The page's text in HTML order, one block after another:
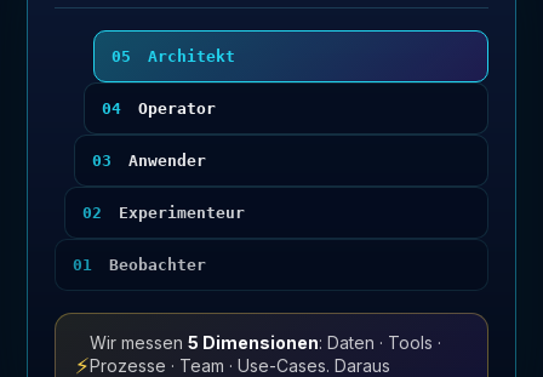
05 Architekt
04 Operator
03 Anwender
02 Experimenteur
01 Beobachter
Wir messen5 Dimensionen: Daten · Tools ·
Prozesse · Team · Use-Cases. Daraus